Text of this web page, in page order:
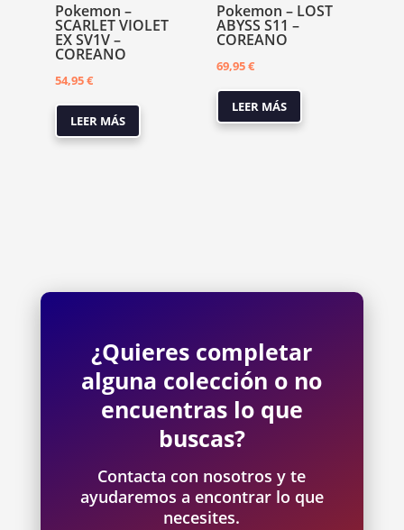
Pokemon –
SCARLET VIOLET
EX SV1V –
COREANO
54,95€
LEER MÁS
Pokemon – LOST
ABYSS S11 –
COREANO
69,95€
LEER MÁS
¿Quieres completar
alguna colección o no
encuentras lo que
buscas?
Contacta con nosotros y te
ayudaremos a encontrar lo que
necesites.